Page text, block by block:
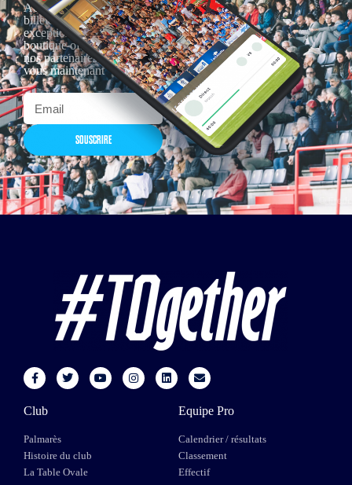
Actualités, nouveautés,
billetterie, remises
exceptionnelles dans la
boutique officielles & chez
nos partenaires… Inscrivez-
vous maintenant
SOUSCRIRE
Club
Palmarès
Histoire du club
La Table Ovale
Equipe Pro
Calendrier / résultats
Classement
Effectif